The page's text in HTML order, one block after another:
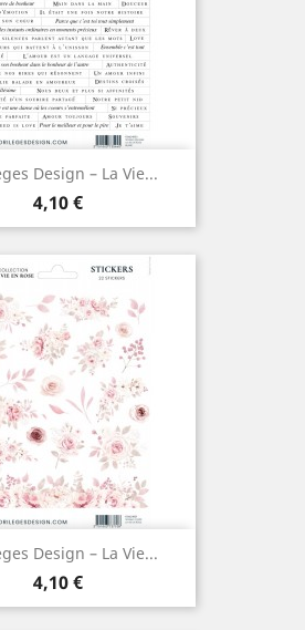
Design – La Vie...
Prix
4,10 €
Design – La Vie...
Prix
4,10 €